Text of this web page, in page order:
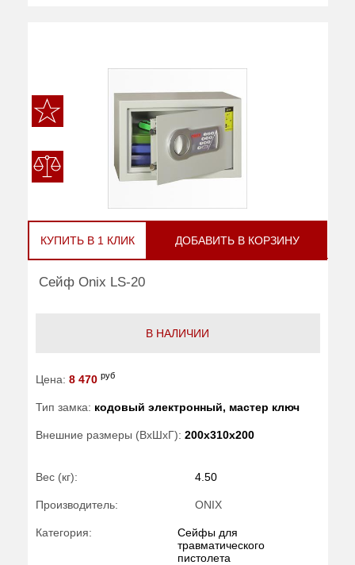
КУПИТЬ В 1 КЛИК ДОБАВИТЬ В КОРЗИНУ
Сейф Onix LS-20
В НАЛИЧИИ
Цена: 8 470 руб
Тип замка: кодовый электронный, мастер ключ
Внешние размеры (ВхШхГ): 200x310x200
Вес (кг): 4.50
Производитель: ONIX
Категория:
Сейфы для
травматического
пистолета